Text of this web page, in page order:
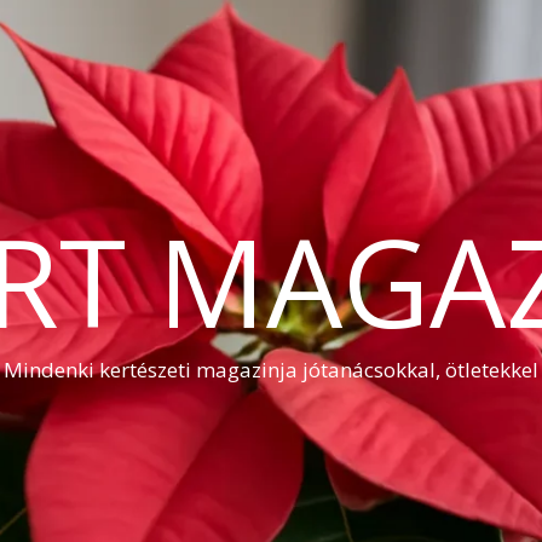
Mindenki kertészeti magazinja jótanácsokkal, ötletekkel